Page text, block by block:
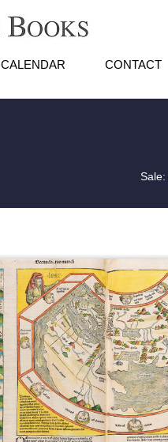
CALENDAR CONTACT
Sale: